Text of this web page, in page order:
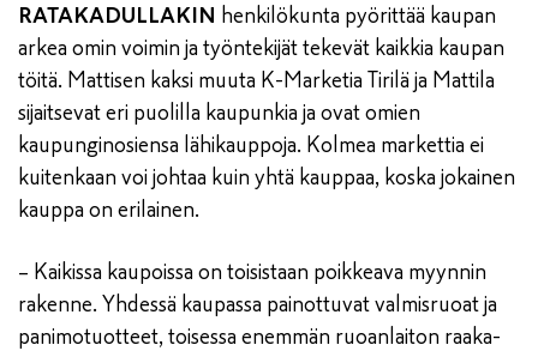
RATAKADULLAKIN henkilökunta pyörittää kaupan
arkea omin voimin ja työntekijät tekevät kaikkia kaupan
töitä. Mattisen kaksi muuta K-Marketia Tirilä ja Mattila
sijaitsevat eri puolilla kaupunkia ja ovat omien
kaupunginosiensa lähikauppoja. Kolmea markettia ei
kuitenkaan voi johtaa kuin yhtä kauppaa, koska jokainen
kauppa on erilainen.
– Kaikissa kaupoissa on toisistaan poikkeava myynnin
rakenne. Yhdessä kaupassa painottuvat valmisruoat ja
panimotuotteet, toisessa enemmän ruoanlaiton raaka-